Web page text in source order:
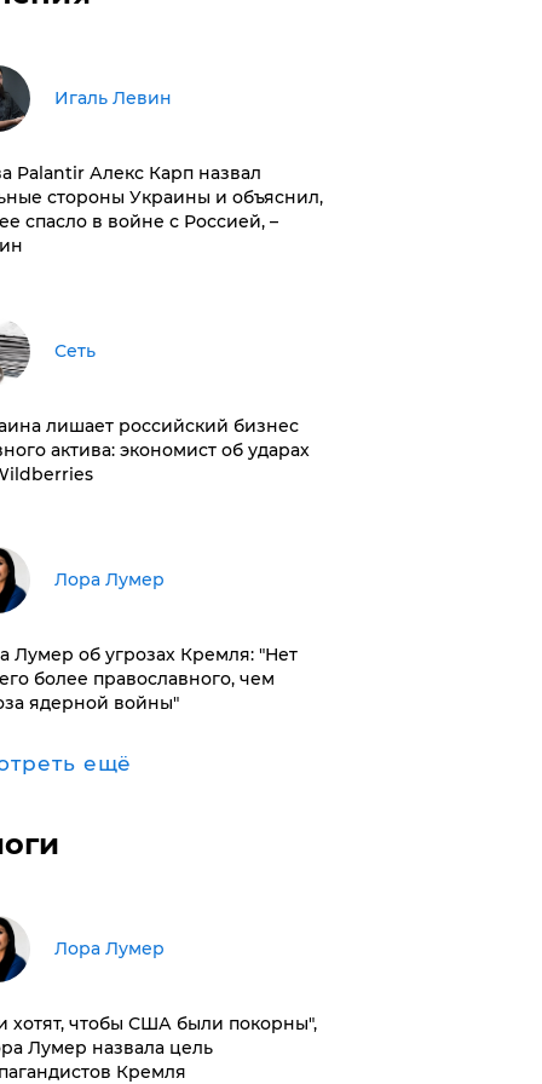
Игаль Левин
Palantir Алекс Карп назвал
стороны Украины и объяснил,
спасло в войне с Россией, –
Сеть
лишает российский бизнес
актива: экономист об ударах
​Лора Лумер
Лумер об угрозах Кремля: "Нет
более православного, чем
ядерной войны"
ещё
​Лора Лумер
хотят, чтобы США были покорны",
Лумер назвала цель
Кремля